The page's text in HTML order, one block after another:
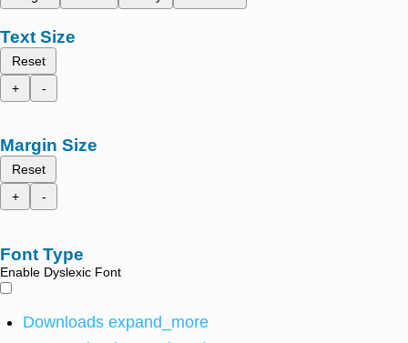
Text Size
Reset
+
-
Margin Size
Reset
+
-
Font Type
Enable Dyslexic Font
Downloads expand_more